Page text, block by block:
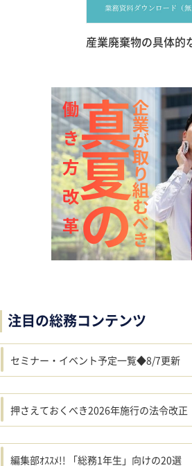
産業廃棄物の具体的
注目の総務コンテンツ
セミナー・イベント予定一覧◆8/7更新
押さえておくべき2026年施行の法令改正
編集部ｵｽｽﾒ!! 「総務1年生」向けの20選